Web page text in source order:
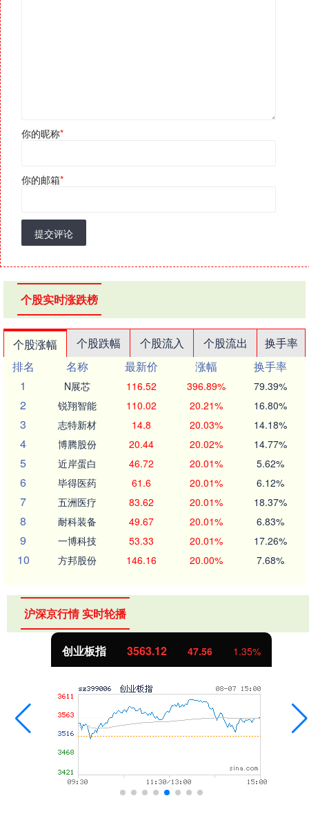
你的昵称*
你的邮箱*
提交评论
个股实时涨跌榜
个股涨幅 个股跌幅 个股流入 个股流出
换手率
排名
名称 最新价 涨幅
换手率
1
N展芯 116.52 396.89% 79.39%
2 锐翔智能 110.02 20.21% 16.80%
3 志特新材 14.8 20.03% 14.18%
4 博腾股份 20.44 20.02% 14.77%
5 近岸蛋白 46.72 20.01% 5.62%
6 毕得医药 61.6 20.01% 6.12%
7 五洲医疗 83.62 20.01% 18.37%
8 耐科装备 49.67 20.01% 6.83%
9 一博科技 53.33 20.01% 17.26%
10 方邦股份 146.16 20.00% 7.68%
沪深京行情 实时轮播
创业板指 3563.12 47.56 1.35%